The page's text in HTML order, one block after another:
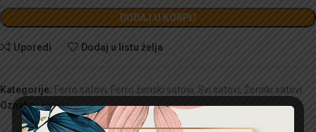
DODAJ U KORPU
Uporedi Dodaj u listu želja
Kategorije: Ferro satovi, Ferro ženski satovi, Svi satovi, Ženski satovi
Oznaka:ženski